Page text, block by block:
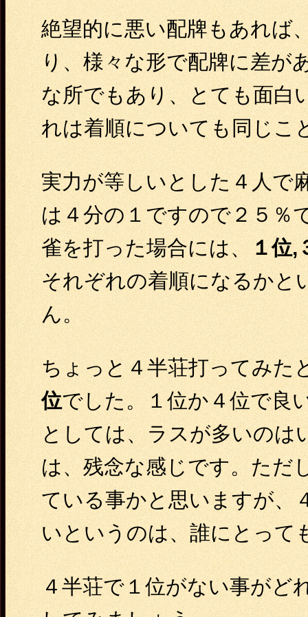
絶望的に悪い配牌もあれば
り、様々な形で配牌に差が
な所でもあり、とても面白
れは着順についても同じこ
実力が等しいとした４人で
は４分の１ですので２５％
雀を打った場合には、 １位,
それぞれの着順になるかと
ん。
ちょっと４半荘打ってみた
位でした。１位か４位で良
としては、ラスが多いのは
は、残念な感じです。ただ
ている事かと思いますが、
いというのは、誰にとって
４半荘で１位がない事がど